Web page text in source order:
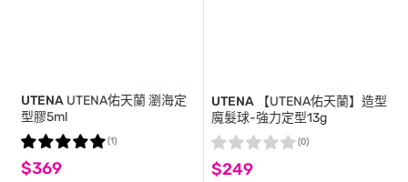
UTENA UTENA佑天蘭 瀏海定
型膠5ml
$369
(1)
UTENA 【UTENA佑天蘭】造型
魔髮球-強力定型13g
$249
(0)